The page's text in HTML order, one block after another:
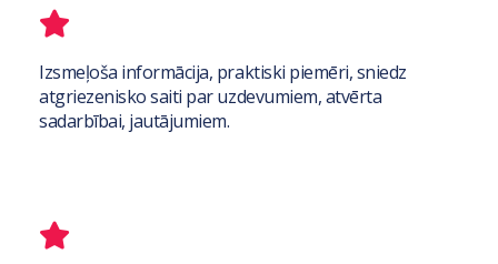
Izsmeļoša informācija, praktiski piemēri, sniedz
atgriezenisko saiti par uzdevumiem, atvērta
sadarbībai, jautājumiem.